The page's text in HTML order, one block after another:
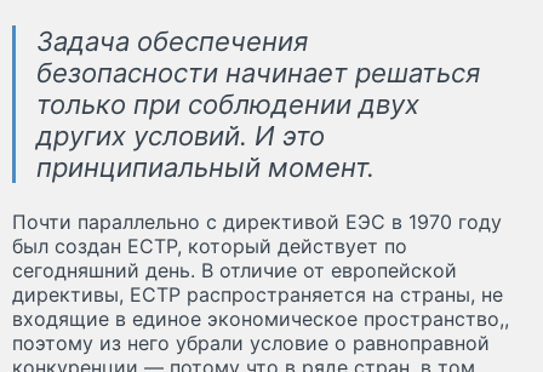
Задача обеспечения
безопасности начинает решаться
только при соблюдении двух
других условий. И это
принципиальный момент.
Почти параллельно с директивой ЕЭС в 1970 году
был создан ЕСТР, который действует по
сегодняшний день. В отличие от европейской
директивы, ЕСТР распространяется на страны, не
входящие в единое экономическое пространство,,
поэтому из него убрали условие о равноправной
конкуренции — потому что в ряде стран, в том